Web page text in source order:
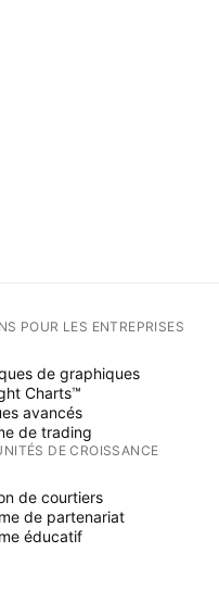
POUR LES ENTREPRISES
de graphiques
Charts™
avancés
de trading
DE CROISSANCE
de courtiers
de partenariat
éducatif